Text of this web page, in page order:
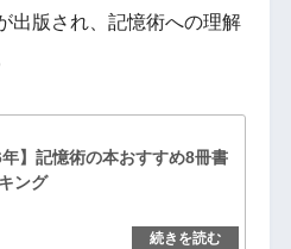
出版され、記憶術への理解
年】記憶術の本おすすめ8冊書
ング